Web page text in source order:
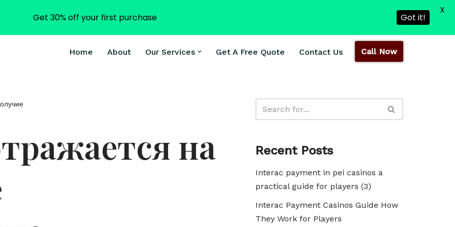
Home About Our Services Get A Free Quote Contact Us Call Now
на
Recent Posts
Interac payment in pei casinos a
practical guide for players (3)
Interac Payment Casinos Guide How
They Work for Players
Get 30% off your first purchase Got it!
X